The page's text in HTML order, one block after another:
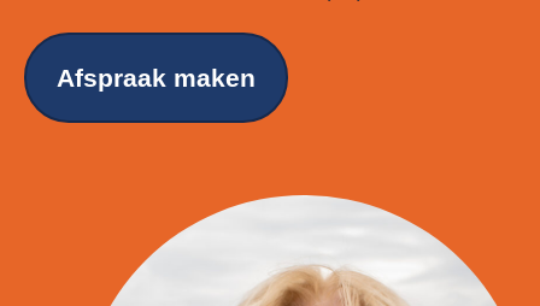
Afspraak maken